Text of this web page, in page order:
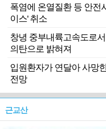
폭염에 온열질환 등 안전
이스' 취소
창녕 중부내륙고속도로
의탄으로 밝혀져
입원환자가 연달아 사망
전망
근교산